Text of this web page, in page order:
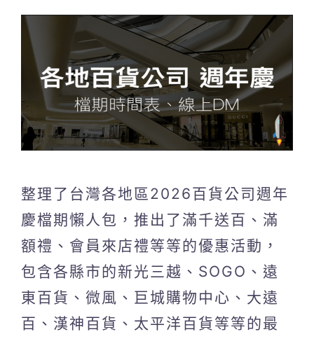
整理了台灣各地區2026百貨公司週年
慶檔期懶人包，推出了滿千送百、滿
額禮、會員來店禮等等的優惠活動，
包含各縣市的新光三越、SOGO、遠
東百貨、微風、巨城購物中心、大遠
百、漢神百貨、太平洋百貨等等的最